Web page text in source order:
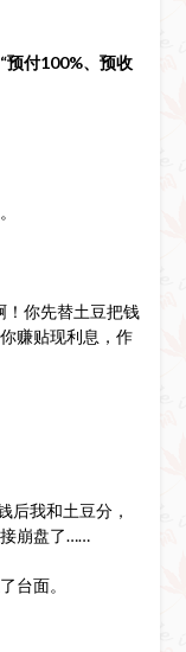
“预付100%、预收
！你先替土豆把钱
赚贴现利息，作
后我和土豆分，
崩盘了……
台面。